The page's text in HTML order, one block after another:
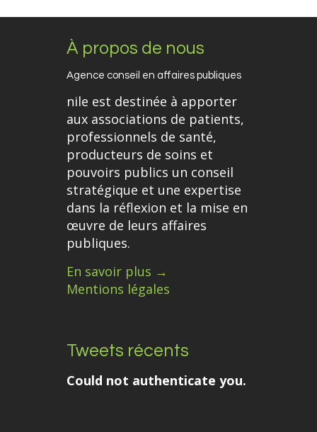
À propos de nous
Agence conseil en affaires publiques
nile est destinée à apporter
aux associations de patients,
professionnels de santé,
producteurs de soins et
pouvoirs publics un conseil
stratégique et une expertise
dans la réflexion et la mise en
œuvre de leurs affaires
publiques.
En savoir plus →
Mentions légales
Tweets récents
Could not authenticate you.